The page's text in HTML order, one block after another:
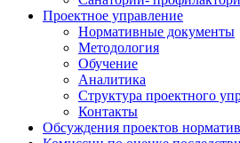
Проектное управление
Нормативные документы
Методология
Обучение
Аналитика
Структура проектного
Контакты
Обсуждения проектов